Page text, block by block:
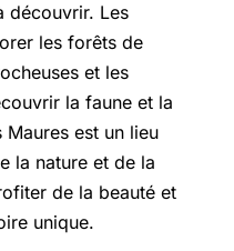
découvrir. Les
les forêts de
et les
la faune et la
est un lieu
la nature et de la
de la beauté et
unique.